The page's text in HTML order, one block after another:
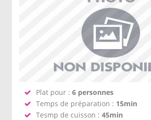
Plat pour : 6 personnes
Temps de préparation : 15min
Tesmp de cuisson : 45min